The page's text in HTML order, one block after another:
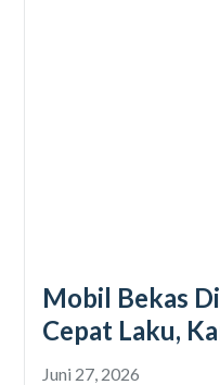
Mobil Bekas
Cepat Laku,
Garansinya
Juni 27, 2026